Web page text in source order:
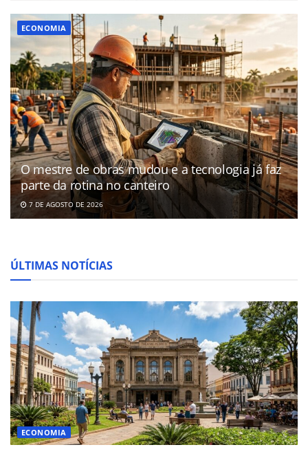
ECONOMIA
O mestre de obras mudou e a tecnologia já faz
parte da rotina no canteiro
7 DE AGOSTO DE 2026
ÚLTIMAS NOTÍCIAS
ECONOMIA